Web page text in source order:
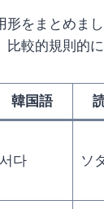
形をまとめま
較的規則的に
韓国語
서다 ソ